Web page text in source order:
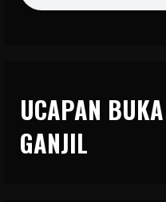
UCAPAN
GANJIL